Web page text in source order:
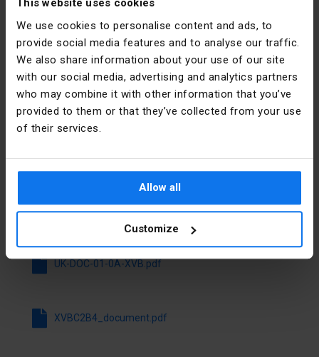
This website uses cookies
We use cookies to personalise content and ads, to
provide social media features and to analyse our traffic.
We also share information about your use of our site
with our social media, advertising and analytics partners
who may combine it with other information that you’ve
provided to them or that they’ve collected from your use
of their services.
Allow all
Customize
PKWIU 27.90.20.0
Weitere technische Daten
Funktion Dauerlicht
Farbe rot
bei AC 60 Hz
24 ... 24 V
Spannungsart
Polska
Adresse
02-673
Warszawa
12 Polska
E-Mail poland.helpdesk@se.com
Dateien zum Herunterladen
UK-DOC-01-0A-XVB.pdf
XVBC2B4_document.pdf